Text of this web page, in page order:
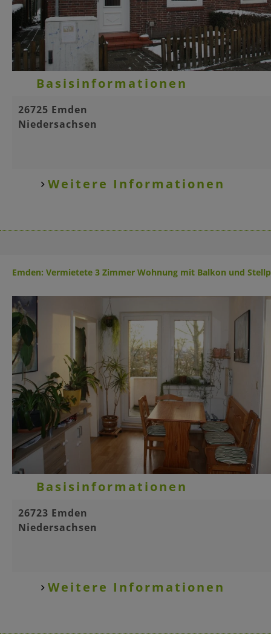
Basisinformationen
26725 Emden
Niedersachsen
Weitere Informationen
Emden: Vermietete 3 Zimmer Wohnung mit Balkon und
Basisinformationen
26723 Emden
Niedersachsen
Weitere Informationen